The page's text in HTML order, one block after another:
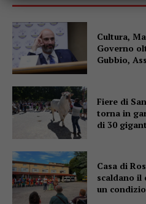
Cultura,
Governo
Gubbio,
Fiere di
torna in
di 30
Casa di
scaldano il
un